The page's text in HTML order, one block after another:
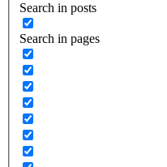
Search in posts
Search in pages